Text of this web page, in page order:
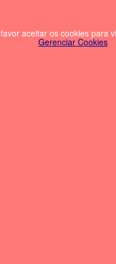
favor aceitar os cookies para
Gerenciar Cookies